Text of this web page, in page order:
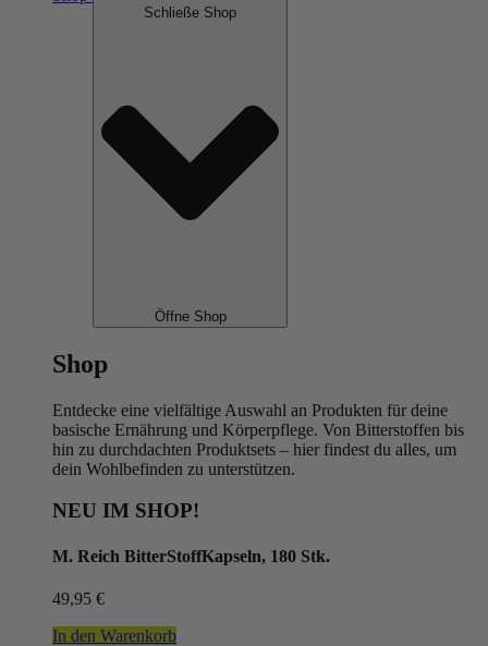
Schließe Shop
Öffne Shop
Shop
Entdecke eine vielfältige Auswahl an Produkten für deine
basische Ernährung und Körperpflege. Von Bitterstoffen bis
hin zu durchdachten Produktsets – hier findest du alles, um
dein Wohlbefinden zu unterstützen.
NEU IM SHOP!
M. Reich BitterStoffKapseln, 180 Stk.
49,95 €
In den Warenkorb